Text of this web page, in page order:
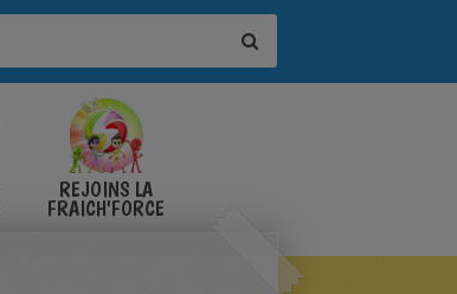
REJOINS LA
FRAICH'FORCE